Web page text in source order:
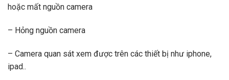
hoặc mất nguồn camera
– Hỏng nguồn camera
– Camera quan sát xem được trên các thiết bị như iphone,
ipad..